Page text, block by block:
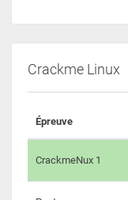
Crackme Linux
Épreuve
CrackmeNux 1